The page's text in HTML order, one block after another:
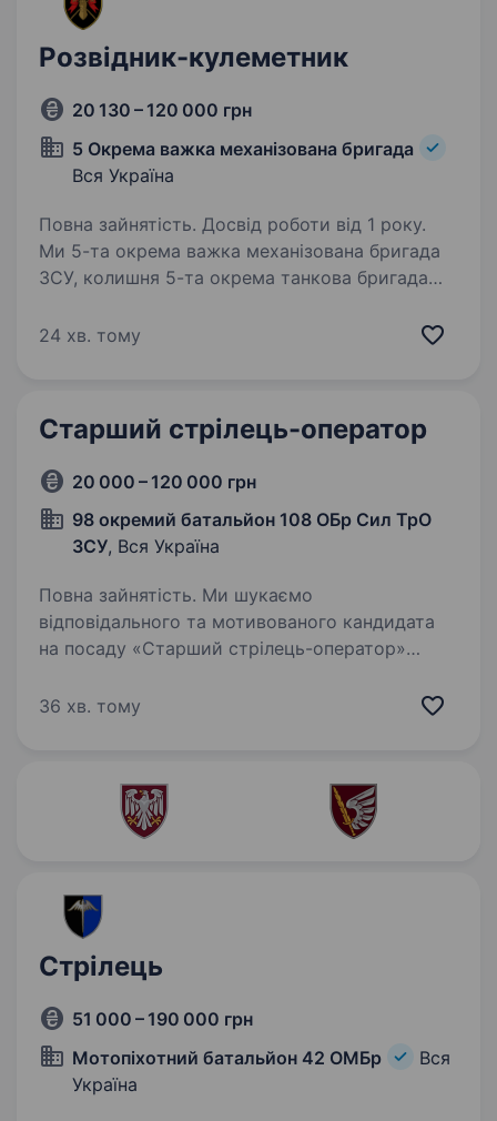
Розвідник-кулеметник
20 130 – 120 000 грн
5 Окрема важка механізована бригада
Вся Україна
Повна зайнятість. Досвід роботи від 1 року.
Ми 5-та окрема важка механізована бригада
ЗСУ, колишня 5-та окрема танкова бригада
визнання в битві за Бахмут, коли його
24 хв. тому
Старший стрілець-оператор
20 000 – 120 000 грн
98 окремий батальйон 108 ОБр Сил ТрО
ЗСУ, Вся Україна
Повна зайнятість. Ми шукаємо
відповідального та мотивованого кандидата
на посаду «Старший стрілець-оператор»
військовій кар'єрі та маєте бажання
36 хв. тому
Стрілець
51 000 – 190 000 грн
Мотопіхотний батальйон 42 ОМБр
Вся
Україна